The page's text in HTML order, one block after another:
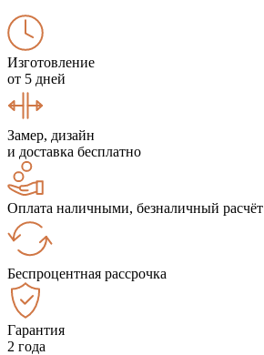
Изготовление
от 5 дней
Замер, дизайн
и доставка бесплатно
Оплата наличными, безналичный расчёт
Беспроцентная рассрочка
Гарантия
2 года